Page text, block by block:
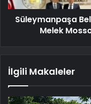
Süleymanpaşa
Melek
İlgili Makaleler